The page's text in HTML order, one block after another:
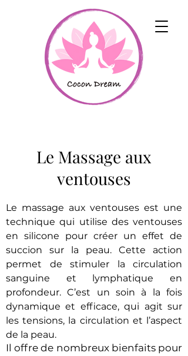
Le Massage aux
ventouses
Il offre de nombreux bienfaits pour
Le massage aux ventouses est une
technique qui utilise des ventouses
en silicone pour créer un effet de
succion sur la peau. Cette action
permet de stimuler la circulation
sanguine et lymphatique en
profondeur. C’est un soin à la fois
dynamique et efficace, qui agit sur
les tensions, la circulation et l’aspect
de la peau.